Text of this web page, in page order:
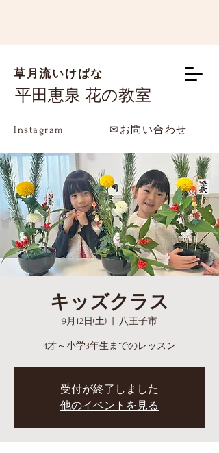
草月流いけばな
平田恵泉 花の教室
Instagram ✉お問い合わせ
キッズクラス
9月12日(土) 八王子市
4才～小学3年生までのレッスン
受付が終了しました
他のイベントを見る